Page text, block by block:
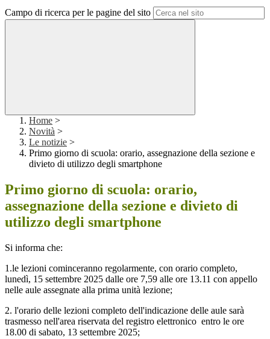
Campo di ricerca per le pagine del sito
Home >
Novità >
Le notizie >
Primo giorno di scuola: orario, assegnazione della sezione e
divieto di utilizzo degli smartphone
Primo giorno di scuola: orario,
assegnazione della sezione e divieto di
utilizzo degli smartphone
Si informa che:
1.le lezioni cominceranno regolarmente, con orario completo,
lunedì, 15 settembre 2025 dalle ore 7,59 alle ore 13.11 con appello
nelle aule assegnate alla prima unità lezione;
2. l'orario delle lezioni completo dell'indicazione delle aule sarà
trasmesso nell'area riservata del registro elettronico entro le ore
18.00 di sabato, 13 settembre 2025;